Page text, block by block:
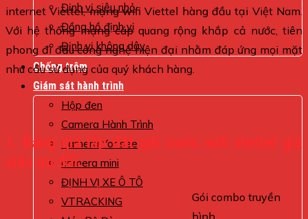
Định vị siêu nhỏ
Đồng hồ định vị
Định vị không dây
Chống trộm
Giám sát hành trình
Hộp đen
Camera Hành Trình
Camera Yoosee
camera mini
ĐỊNH VỊ XE Ô TÔ
VTRACKING
internet Viettel, mạng wifi Viettel hàng đầu tại Việt Nam.
Với hệ thống mạng cáp quang rộng khắp cả nước, tiên
phong đi đầu công nghệ hiện đại nhằm đáp ứng mọi mặt
nhu cầu sử dụng của quý khách hàng.
1. Bảng giá lắp đặt gói cước wifi viettel giá
siêu ưu đãi.
Gói combo truyền